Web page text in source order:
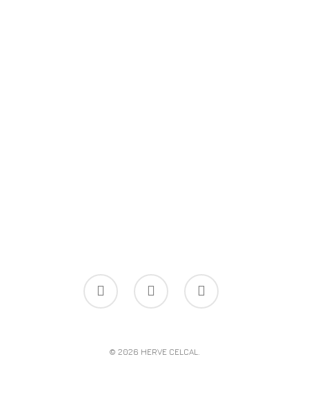
© 2026 HERVE CELCAL.